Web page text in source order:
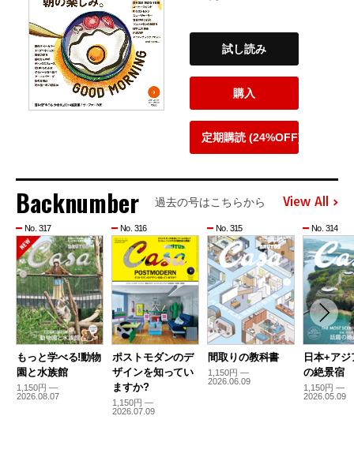
試し読み
購入
定期購読 (24%OFF)
Backnumber 過去の号はこちらから View All
No. 317
もっと学べる!動物
園と水族館
1,150円 —
2026.08.07
No. 316
ポストモダンのデ
ザインを知ってい
ますか?
1,150円 —
2026.07.09
No. 315
間取りの教科書
1,150円 —
2026.06.09
No. 314
日本+アジ
の絶景宿
1,150円 —
2026.05.09